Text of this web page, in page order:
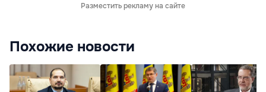
Разместить рекламу на сайте
Похожие новости